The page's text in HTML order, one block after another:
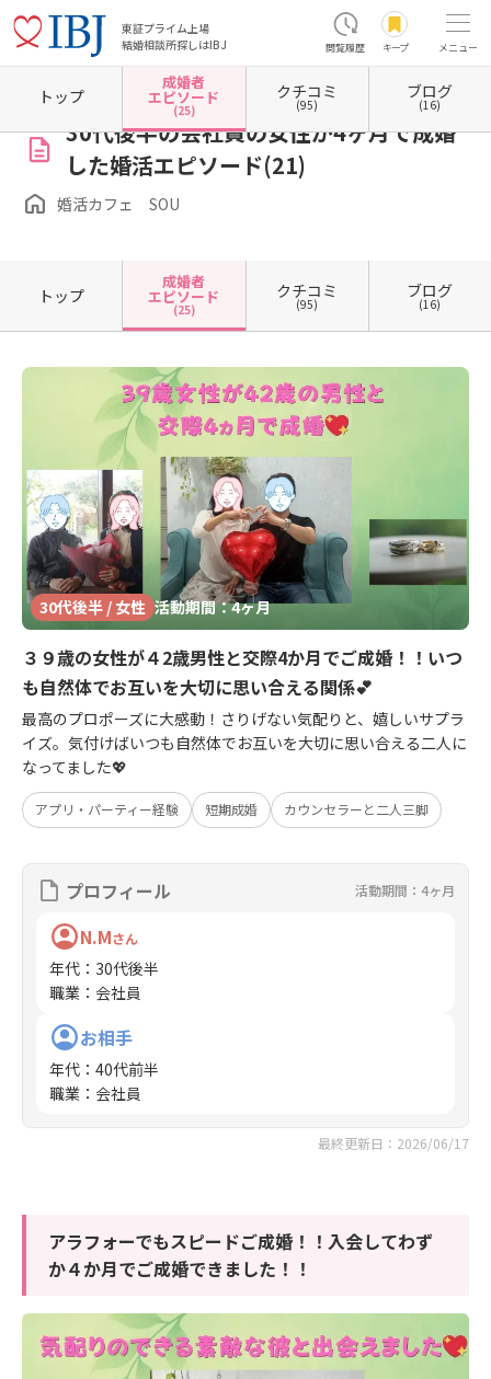
東証プライム上場
結婚相談所探しはIBJ
閲覧履歴 キープ メニュー
ホーム 沖縄県の結婚相談所 婚活カフェ SOU 成婚者エピソード一覧 成婚者エピソ
30代後半の会社員の女性が4ヶ月で成婚
した婚活エピソード(21)
婚活カフェ SOU
トップ
成婚者
エピソード
(25)
クチコミ
(95)
ブログ
(16)
トップ
成婚者
エピソード
(25)
クチコミ
(95)
ブログ
(16)
30代後半 / 女性 活動期間：4ヶ月
３９歳の女性が４2歳男性と交際4か月でご成婚！！いつ
も自然体でお互いを大切に思い合える関係💕
最高のプロポーズに大感動！さりげない気配りと、嬉しいサプラ
イズ。気付けばいつも自然体でお互いを大切に思い合える二人に
なってました💖
アプリ・パーティー経験 短期成婚 カウンセラーと二人三脚
プロフィール 活動期間：4ヶ月
N.Mさん
年代 ： 30代後半
職業 ： 会社員
お相手
年代 ： 40代前半
職業 ： 会社員
最終更新日：2026/06/17
アラフォーでもスピードご成婚！！入会してわず
か４か月でご成婚できました！！